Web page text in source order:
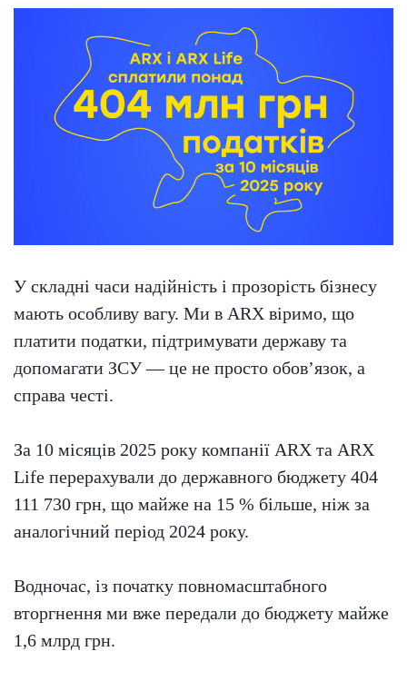
У складні часи надійність і прозорість бізнесу
мають особливу вагу. Ми в ARX віримо, що
платити податки, підтримувати державу та
допомагати ЗСУ — це не просто обов’язок, а
справа честі.
За 10 місяців 2025 року компанії ARX та ARX
Life перерахували до державного бюджету 404
111 730 грн, що майже на 15 % більше, ніж за
аналогічний період 2024 року.
Водночас, із початку повномасштабного
вторгнення ми вже передали до бюджету майже
1,6 млрд грн.